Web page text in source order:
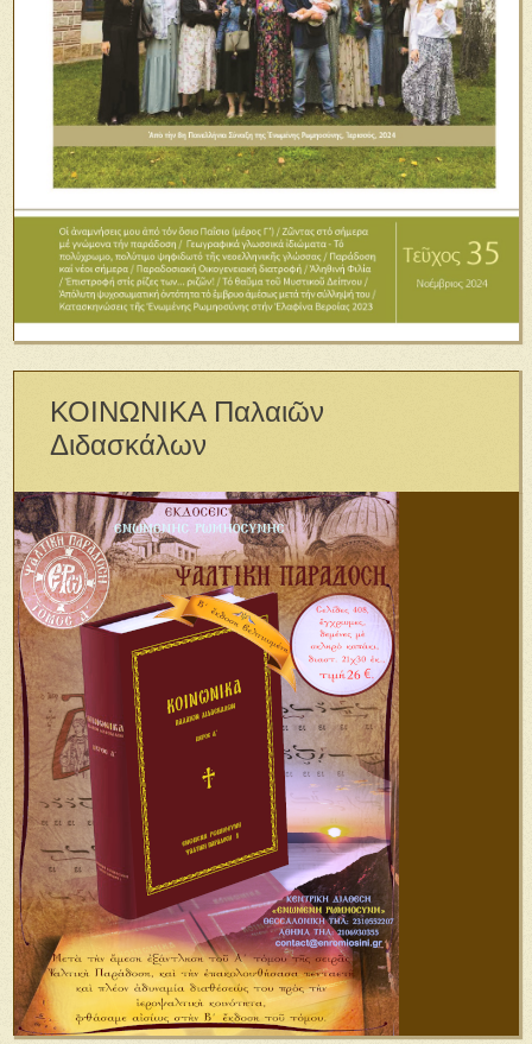
ΚΟΙΝΩΝΙΚΑ Παλαιῶν
Διδασκάλων